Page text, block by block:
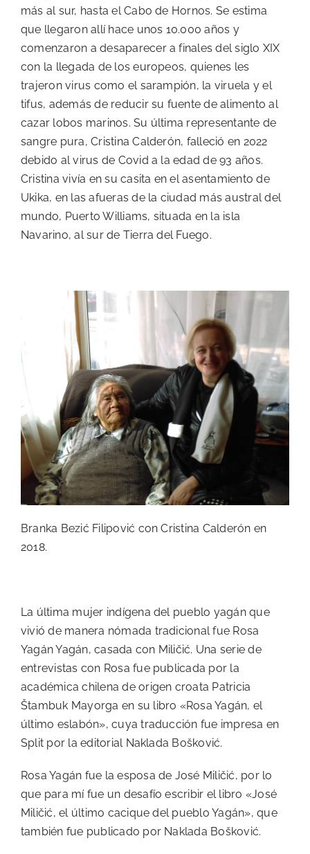
más al sur, hasta el Cabo de Hornos. Se estima
que llegaron allí hace unos 10.000 años y
comenzaron a desaparecer a finales del siglo XIX
con la llegada de los europeos, quienes les
trajeron virus como el sarampión, la viruela y el
tifus, además de reducir su fuente de alimento al
cazar lobos marinos. Su última representante de
sangre pura, Cristina Calderón, falleció en 2022
debido al virus de Covid a la edad de 93 años.
Cristina vivía en su casita en el asentamiento de
Ukika, en las afueras de la ciudad más austral del
mundo, Puerto Williams, situada en la isla
Navarino, al sur de Tierra del Fuego.
Branka Bezić Filipović con Cristina Calderón en
2018.
La última mujer indígena del pueblo yagán que
vivió de manera nómada tradicional fue Rosa
Yagán Yagán, casada con Miličić. Una serie de
entrevistas con Rosa fue publicada por la
académica chilena de origen croata Patricia
Štambuk Mayorga en su libro «Rosa Yagán, el
último eslabón», cuya traducción fue impresa en
Split por la editorial Naklada Bošković.
Rosa Yagán fue la esposa de José Miličić, por lo
que para mí fue un desafío escribir el libro «José
Miličić, el último cacique del pueblo Yagán», que
también fue publicado por Naklada Bošković.